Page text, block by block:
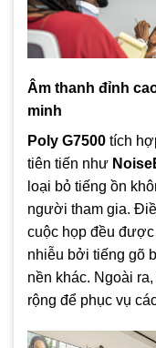
Âm thanh đỉnh
minh
Poly G7500 tích
tiên tiến như
loại bỏ tiếng ồn
người tham gia.
cuộc họp đều được
nhiễu bởi tiếng gõ
nền khác. Ngoài
rộng để phục vụ